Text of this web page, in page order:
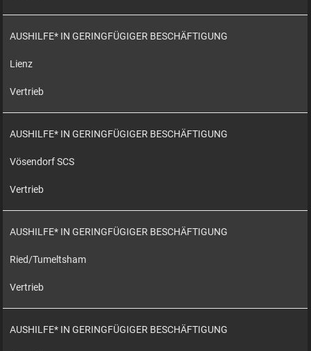
AUSHILFE* IN GERINGFÜGIGER BESCHÄFTIGUNG
Lienz
Vertrieb
AUSHILFE* IN GERINGFÜGIGER BESCHÄFTIGUNG
Vösendorf SCS
Vertrieb
AUSHILFE* IN GERINGFÜGIGER BESCHÄFTIGUNG
Ried/Tumeltsham
Vertrieb
AUSHILFE* IN GERINGFÜGIGER BESCHÄFTIGUNG